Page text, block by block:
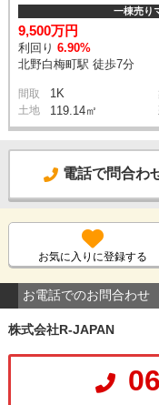
一棟売り
9,500万円
利回り6.90%
北野白梅町駅 徒歩7分
間取 1K
土地 119.14㎡
電話で問合わ
お気に入りに登録する
お電話でのお問合わせ
株式会社R-JAPAN